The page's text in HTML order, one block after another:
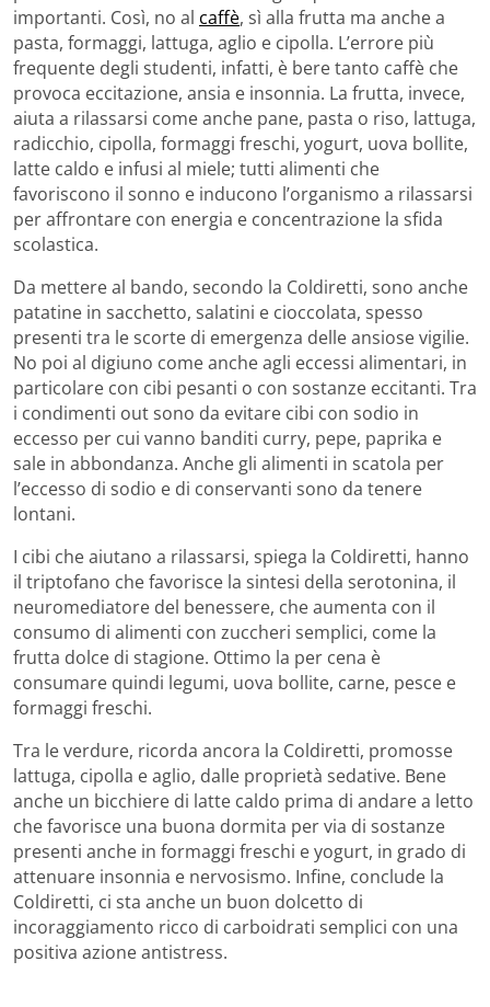
importanti. Così, no al caffè, sì alla frutta ma anche a
pasta, formaggi, lattuga, aglio e cipolla. L’errore più
frequente degli studenti, infatti, è bere tanto caffè che
provoca eccitazione, ansia e insonnia. La frutta, invece,
aiuta a rilassarsi come anche pane, pasta o riso, lattuga,
radicchio, cipolla, formaggi freschi, yogurt, uova bollite,
latte caldo e infusi al miele; tutti alimenti che
favoriscono il sonno e inducono l’organismo a rilassarsi
per affrontare con energia e concentrazione la sfida
scolastica.
Da mettere al bando, secondo la Coldiretti, sono anche
patatine in sacchetto, salatini e cioccolata, spesso
presenti tra le scorte di emergenza delle ansiose vigilie.
No poi al digiuno come anche agli eccessi alimentari, in
particolare con cibi pesanti o con sostanze eccitanti. Tra
i condimenti out sono da evitare cibi con sodio in
eccesso per cui vanno banditi curry, pepe, paprika e
sale in abbondanza. Anche gli alimenti in scatola per
l’eccesso di sodio e di conservanti sono da tenere
lontani.
I cibi che aiutano a rilassarsi, spiega la Coldiretti, hanno
il triptofano che favorisce la sintesi della serotonina, il
neuromediatore del benessere, che aumenta con il
consumo di alimenti con zuccheri semplici, come la
frutta dolce di stagione. Ottimo la per cena è
consumare quindi legumi, uova bollite, carne, pesce e
formaggi freschi.
Tra le verdure, ricorda ancora la Coldiretti, promosse
lattuga, cipolla e aglio, dalle proprietà sedative. Bene
anche un bicchiere di latte caldo prima di andare a letto
che favorisce una buona dormita per via di sostanze
presenti anche in formaggi freschi e yogurt, in grado di
attenuare insonnia e nervosismo. Infine, conclude la
Coldiretti, ci sta anche un buon dolcetto di
incoraggiamento ricco di carboidrati semplici con una
positiva azione antistress.